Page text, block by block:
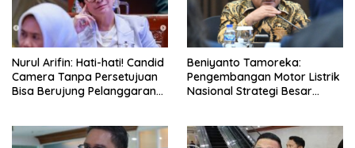
Nurul Arifin: Hati-hati! Candid
Camera Tanpa Persetujuan
Bisa Berujung Pelanggaran
Beniyanto Tamoreka:
Pengembangan Motor Listrik
Nasional Strategi Besar